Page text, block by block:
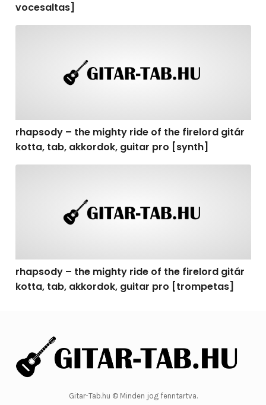
vocesaltas]
rhapsody – the mighty ride of the firelord gitár
kotta, tab, akkordok, guitar pro [synth]
rhapsody – the mighty ride of the firelord gitár
kotta, tab, akkordok, guitar pro [trompetas]
Gitar-Tab.hu © Minden jog fenntartva.